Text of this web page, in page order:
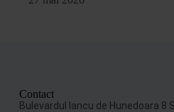
Contact
Bulevardul Iancu de Hunedoara 8